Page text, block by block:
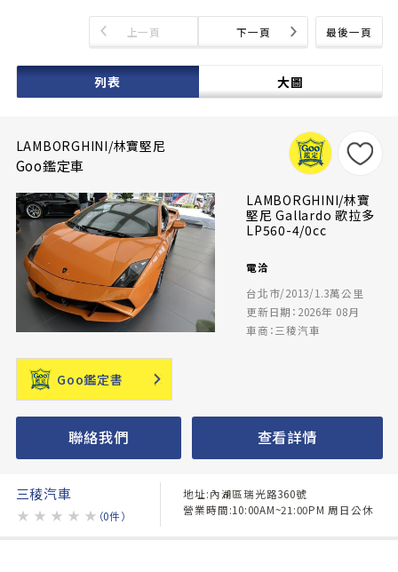
最後一頁
上一頁 下一頁
列表 大圖
LAMBORGHINI/林寶堅尼
Goo鑑定車
LAMBORGHINI/林寶
堅尼 Gallardo 歌拉多
LP560-4/0cc
電洽
台北市/2013/1.3萬公里
更新日期：2026年 08月
車商：三稜汽車
Goo鑑定書
聯絡我們 查看詳情
三稜汽車
★ ★ ★ ★ ★ （0件）
地址:內湖區瑞光路360號
營業時間:10:00AM~21:00PM 周日公休